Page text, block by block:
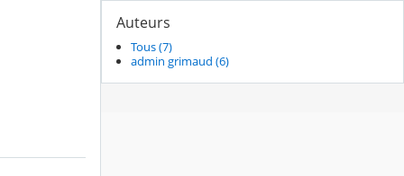
Auteurs
Tous (7)
admin grimaud (6)